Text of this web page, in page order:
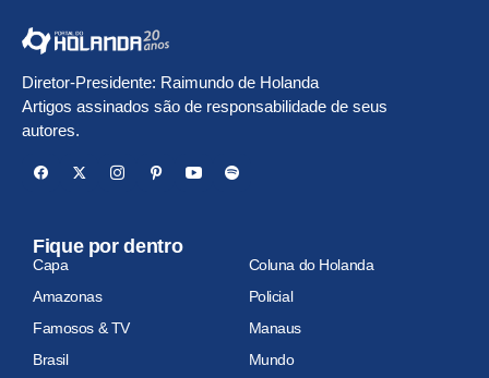
Diretor-Presidente: Raimundo de Holanda
Artigos assinados são de responsabilidade de seus
autores.
Fique por dentro
Capa
Coluna do Holanda
Amazonas
Policial
Famosos & TV
Manaus
Brasil
Mundo